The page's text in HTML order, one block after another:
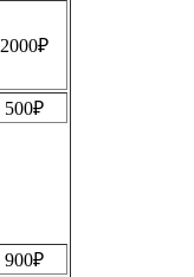
2000₽
500₽
900₽